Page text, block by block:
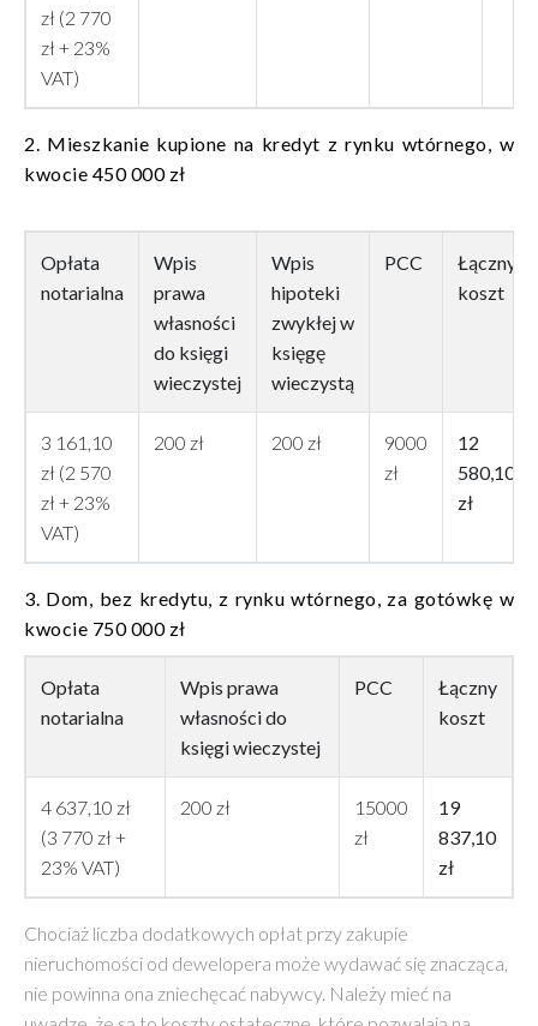
zł (2 770
zł + 23%
VAT)
2. Mieszkanie kupione na kredyt z rynku wtórnego, w
kwocie 450 000 zł
Opłata
notarialna
Wpis
prawa
własności
do księgi
wieczystej
Wpis
hipoteki
zwykłej w
księgę
wieczystą
PCC
Łączny
koszt
3 161,10
zł (2 570
zł + 23%
VAT)
200 zł 200 zł
9000
zł
12
580,10
zł
3. Dom, bez kredytu, z rynku wtórnego, za gotówkę w
kwocie 750 000 zł
Opłata
notarialna
Wpis prawa
własności do
księgi wieczystej
PCC
Łączny
koszt
4 637,10 zł
(3 770 zł +
23% VAT)
200 zł
15000
zł
19
837,10
zł
Chociaż liczba dodatkowych opłat przy zakupie
nieruchomości od dewelopera może wydawać się znacząca,
nie powinna ona zniechęcać nabywcy. Należy mieć na